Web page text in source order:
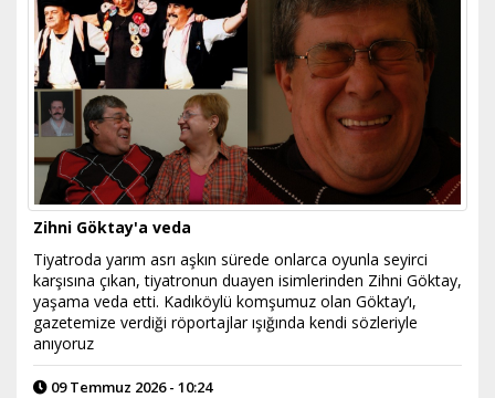
Zihni Göktay'a veda
Tiyatroda yarım asrı aşkın sürede onlarca oyunla seyirci
karşısına çıkan, tiyatronun duayen isimlerinden Zihni Göktay,
yaşama veda etti. Kadıköylü komşumuz olan Göktay’ı,
gazetemize verdiği röportajlar ışığında kendi sözleriyle
anıyoruz
09 Temmuz 2026 - 10:24